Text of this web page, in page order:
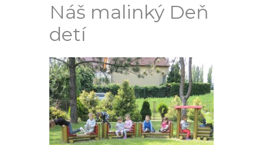
Náš malinký Deň
detí